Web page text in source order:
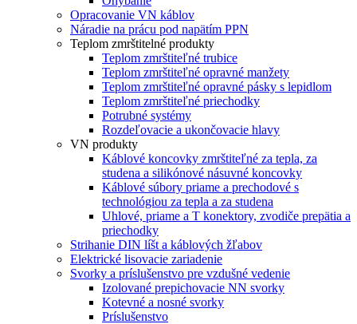
Opracovanie VN káblov
Náradie na prácu pod napätím PPN
Teplom zmrštitelné produkty
Teplom zmrštiteľné trubice
Teplom zmrštiteľné opravné manžety
Teplom zmrštiteľné opravné pásky s lepidlom
Teplom zmrštiteľné priechodky
Potrubné systémy
Rozdeľovacie a ukončovacie hlavy
VN produkty
Káblové koncovky zmrštiteľné za tepla, za
studena a silikónové násuvné koncovky
Káblové súbory priame a prechodové s
technológiou za tepla a za studena
Uhlové, priame a T konektory, zvodiče prepätia a
priechodky
Strihanie DIN líšt a káblových žľabov
Elektrické lisovacie zariadenie
Svorky a príslušenstvo pre vzdušné vedenie
Izolované prepichovacie NN svorky
Kotevné a nosné svorky
Príslušenstvo